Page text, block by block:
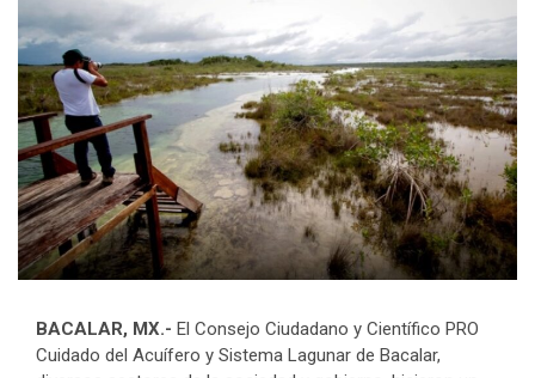
BACALAR, MX.- El Consejo Ciudadano y Científico PRO
Cuidado del Acuífero y Sistema Lagunar de Bacalar,